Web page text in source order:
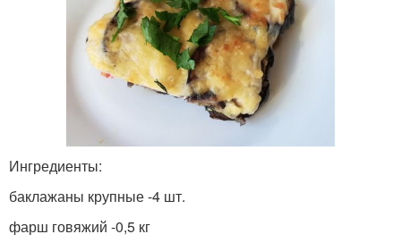
Ингредиенты:
баклажаны крупные -4 шт.
фарш говяжий -0,5 кг